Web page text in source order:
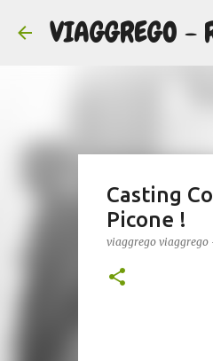
VIAGGREGO -
Casting
Picone !
viaggrego viaggrego